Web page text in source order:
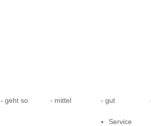
- geht so - mittel - gut
Service